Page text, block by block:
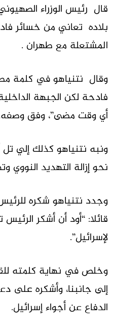
قال رئيس الوزراء
بلاده تعاني من خسائر
المشتعلة مع طهران .
وقال نتنياهو في كلمة
فادحة لكن الجبهة
أي وقت مضى”، وفق
ونبه نتنياهو كذلك إلي
نحو إزالة التهديد النووي
وجدد نتنياهو شكره
قائلا: “أود أن أشكر
لإسرائيل”.
وخلص في نهاية كلمته
إلى جانبنا، وأشكره على
الدفاع عن أجواء إسرائيل.